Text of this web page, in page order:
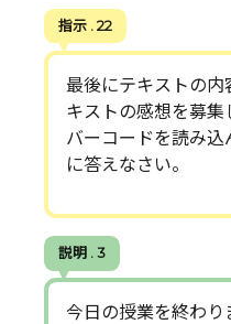
指示 . 22
最後にテキストの
キストの感想を募
バーコードを読み込
に答えなさい。
説明 . 3
今日の授業を終わり